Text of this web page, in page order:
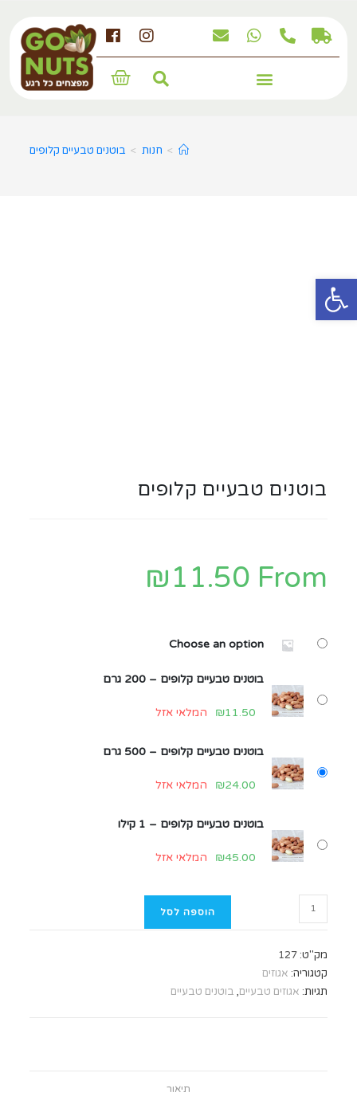
> חנות > בוטנים טבעיים קלופים
בוטנים טבעיים קלופים
From
₪11.50
Choose an option
בוטנים טבעיים קלופים – 200 גרם
₪11.50 המלאי אזל
בוטנים טבעיים קלופים – 500 גרם
₪24.00 המלאי אזל
בוטנים טבעיים קלופים – 1 קילו
₪45.00 המלאי אזל
הוספה לסל
מק"ט:127
קטגוריה: אגוזים
תגיות: אגוזים טבעיים, בוטנים טבעיים
תיאור
פתח סרגל נגישות